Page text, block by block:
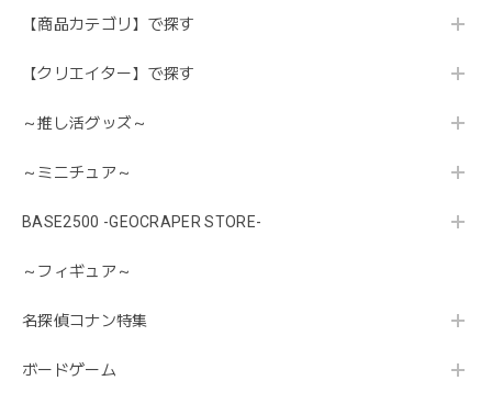
【商品カテゴリ】で探す
【クリエイター】で探す
～推し活グッズ～
～ミニチュア～
BASE2500 -GEOCRAPER STORE-
～フィギュア～
名探偵コナン特集
ボードゲーム